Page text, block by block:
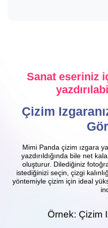
Sanat eseriniz
Çizim
Mimi Panda çizim ızgara
yazdırıldığında bile net
oluşturur. Dilediğiniz
istediğinizi seçin, çizgi
yöntemiyle çizim için ideal
Örnek: Çizim